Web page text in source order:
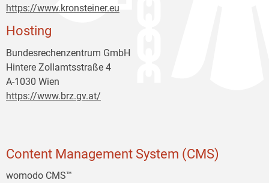
https://www.kronsteiner.eu
Hosting
Bundesrechenzentrum GmbH
Hintere Zollamtsstraße 4
A-1030 Wien
https://www.brz.gv.at/
Content Management System (CMS)
womodo CMS™